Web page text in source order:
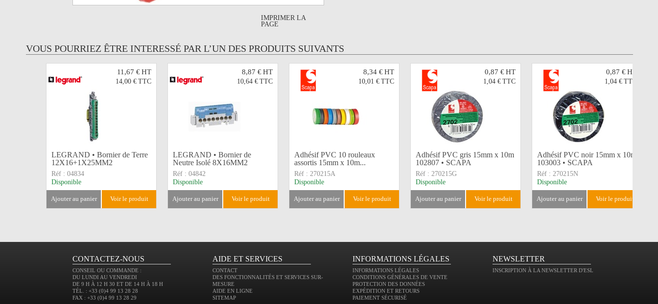
IMPRIMER LA
PAGE
VOUS POURRIEZ ÊTRE INTERESSÉ PAR L’UN DES PRODUITS SUIVANTS
11,67 €HT
14,00 € TTC
LEGRAND • Bornier de Terre
12X16+1X25MM2
Réf : 04834
Disponible
ajouter au panier voir le produit
8,87 €HT
10,64 € TTC
LEGRAND • Bornier de
Neutre Isolé 8X16MM2
Réf : 04842
Disponible
ajouter au panier voir le produit
8,34 €HT
10,01 € TTC
Adhésif PVC 10 rouleaux
assortis 15mm x 10m...
Réf : 270215A
Disponible
ajouter au panier voir le produit
0,87 €HT
1,04 € TTC
Adhésif PVC gris 15mm x 10m
102807 • SCAPA
Réf : 270215G
Disponible
ajouter au panier voir le produit
0,87 €HT
1,04 € TTC
Adhésif PVC noir 15mm x 10m
103003 • SCAPA
Réf : 270215N
Disponible
ajouter au panier voir le produit
CONTACTEZ-NOUS
CONSEIL OU COMMANDE :
DU LUNDI AU VENDREDI
DE 9 H À 12 H 30 ET DE 14 H À 18 H
TÉL. : +33 (0)4 99 13 28 28
FAX : +33 (0)4 99 13 28 29
AIDE ET SERVICES
CONTACT
DES FONCTIONNALITÉS ET SERVICES SUR-
MESURE
AIDE EN LIGNE
SITEMAP
INFORMATIONS LÉGALES
INFORMATIONS LÉGALES
CONDITIONS GÉNÉRALES DE VENTE
PROTECTION DES DONNÉES
EXPÉDITION ET RETOURS
PAIEMENT SÉCURISÉ
NEWSLETTER
INSCRIPTION À LA NEWSLETTER D'ESL